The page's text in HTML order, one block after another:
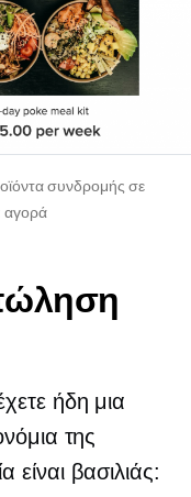
συνδρομής σε
αγορά
ήδη μια
της
βασιλιάς: